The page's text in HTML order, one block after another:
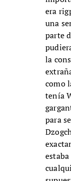
era
una
parte
la
como
tenía
para